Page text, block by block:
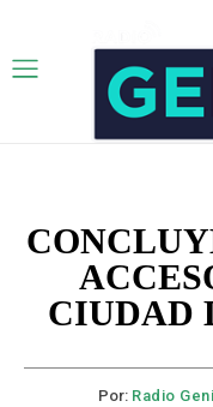
CIUDAD
Por: Radio